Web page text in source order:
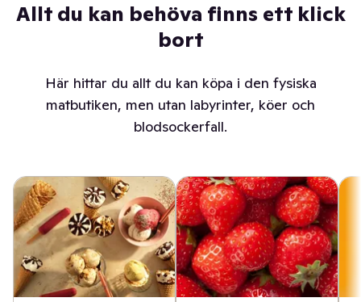
Allt du kan behöva finns ett klick
bort
Här hittar du allt du kan köpa i den fysiska
matbutiken, men utan labyrinter, köer och
blodsockerfall.